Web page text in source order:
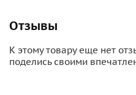
Отзывы
К этому товару еще нет
поделись своими